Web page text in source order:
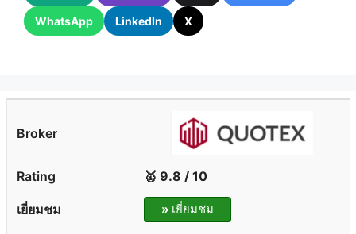
WhatsApp LinkedIn X
🥇 9.8 / 10
»เยี่ยมชม